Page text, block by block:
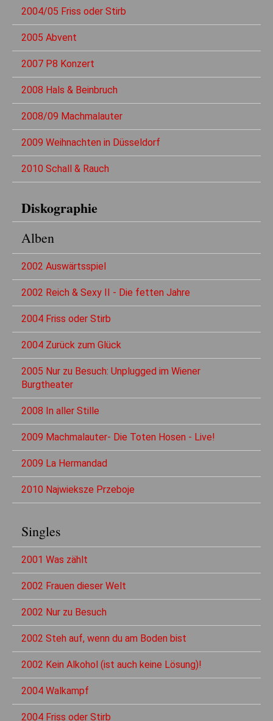
2004/05 Friss oder Stirb
2005 Abvent
2007 P8 Konzert
2008 Hals & Beinbruch
2008/09 Machmalauter
2009 Weihnachten in Düsseldorf
2010 Schall & Rauch
Diskographie
Alben
2002 Auswärtsspiel
2002 Reich & Sexy II - Die fetten Jahre
2004 Friss oder Stirb
2004 Zurück zum Glück
2005 Nur zu Besuch: Unplugged im Wiener
Burgtheater
2008 In aller Stille
2009 Machmalauter- Die Toten Hosen - Live!
2009 La Hermandad
2010 Najwieksze Przeboje
Singles
2001 Was zählt
2002 Frauen dieser Welt
2002 Nur zu Besuch
2002 Steh auf, wenn du am Boden bist
2002 Kein Alkohol (ist auch keine Lösung)!
2004 Walkampf
2004 Friss oder Stirb